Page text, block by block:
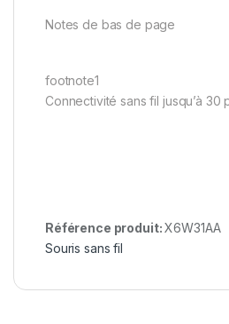
Notes de bas de page
footnote1
Connectivité sans fil jusqu’à 30
Référence produit:X6W31AA
Souris sans fil